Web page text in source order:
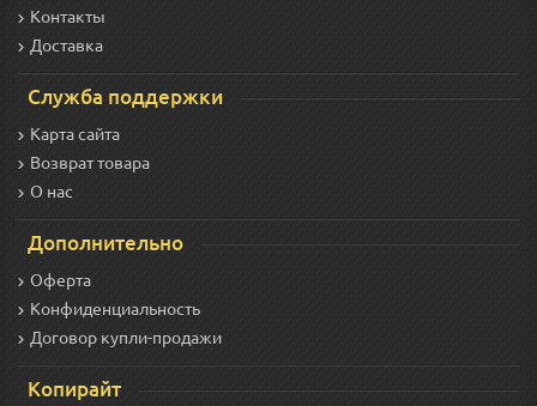
Контакты
Доставка
Служба поддержки
Карта сайта
Возврат товара
О нас
Дополнительно
Оферта
Конфиденциальность
Договор купли-продажи
Копирайт